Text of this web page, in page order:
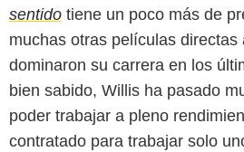
sentido tiene un poco más de
muchas otras películas directas
dominaron su carrera en los
bien sabido, Willis ha pasado
poder trabajar a pleno
contratado para trabajar solo